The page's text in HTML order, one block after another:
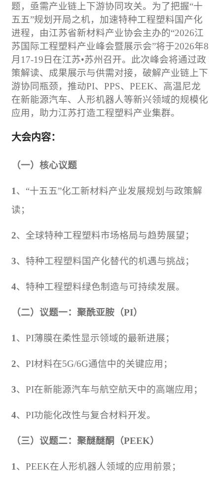
题，亟需产业链上下游协同攻关。为了把握“十
五五”规划开局之机，加速特种工程塑料国产化
进程，由江苏省新材料产业协会主办的“2026江
苏国际工程塑料产业峰会暨展示会”将于2026年8
月 17-19日在江苏•苏州召开。此次峰会将通过政
策解读、成果展示与供需对接，破解产业链上下
游协同瓶颈，推动PI、 PPS、 PEEK、高温尼龙
在新能源汽车、人形机器人等新兴领域的规模化
应用，助力江苏打造工程塑料产业集群。
大会内容：
（一）核心议题
1、“十五五”化工新材料产业发展规划与政策解
读；
2、全球特种工程塑料市场格局与趋势展望；
3、特种工程塑料国产化替代的机遇与挑战；
4、特种工程塑料绿色制造与可持续发展。
（二）议题一：聚酰亚胺（PI）
1、 PI薄膜在柔性显示领域的最新进展；
2、 PI材料在5G/6G通信中的关键应用；
3、 PI在新能源汽车与航空航天中的高端应用；
4、 PI功能化改性与复合材料开发。
（三）议题二：聚醚醚酮（PEEK）
1、 PEEK在人形机器人领域的应用前景；